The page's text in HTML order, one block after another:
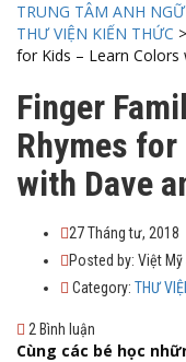
TRUNG TÂM ANH
THƯ VIỆN KIẾN THỨC >
for Kids – Learn Colors
Finger
Rhymes
with Dave
27 Tháng tư, 2018
Posted by: Việt Mỹ
Category: THƯ
2 Bình luận
Cùng các bé học